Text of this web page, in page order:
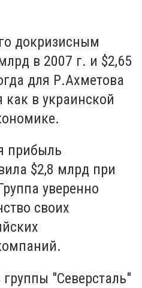
докризисным
в 2007 г. и $2,65
для Р.Ахметова
в украинской
прибыль
$2,8 млрд при
уверенно
своих
"Северсталь"